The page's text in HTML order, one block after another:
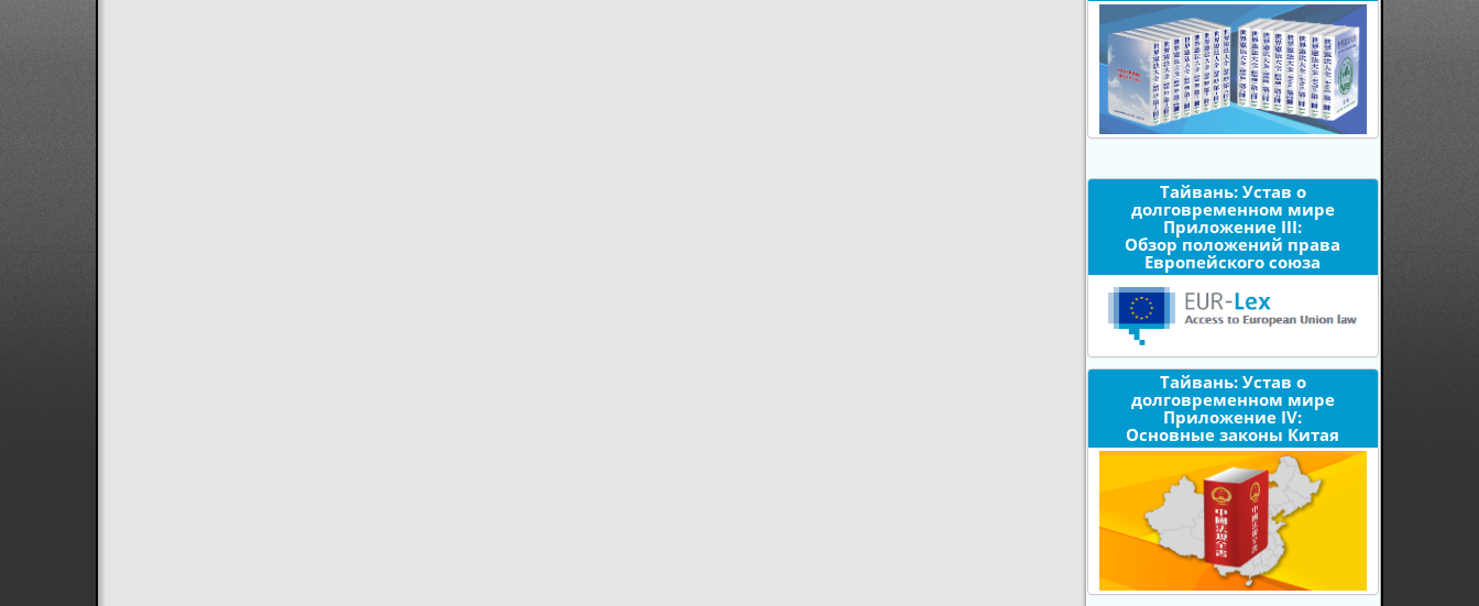
Тайвань: Устав о
долговременном мире
Приложение III:
Обзор положений права
Европейского союза
Тайвань: Устав о
долговременном мире
Приложение IV:
Основные законы Китая